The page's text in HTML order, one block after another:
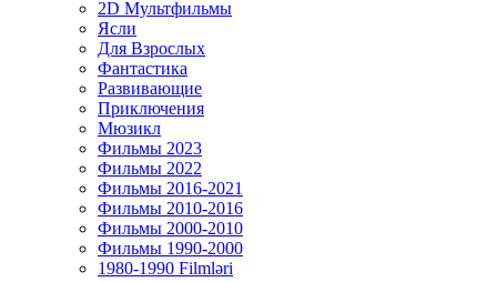
2D Мультфильмы
Ясли
Для Взрослых
Фантастика
Развивающие
Приключения
Мюзикл
Фильмы 2023
Фильмы 2022
Фильмы 2016-2021
Фильмы 2010-2016
Фильмы 2000-2010
Фильмы 1990-2000
1980-1990 Filmləri